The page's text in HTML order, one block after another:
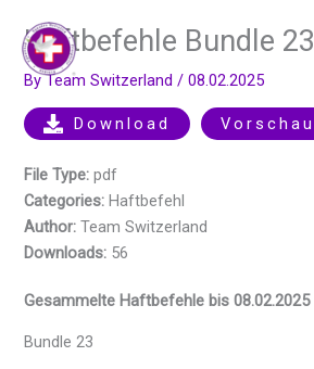
content
Haftbefehle Bundle 23
ByTeam Switzerland/08.02.2025
Gesammelte Haftbefehle bis 08.02.2025
Bundle 23
Download Vorschau
File Type:pdf
Categories:Haftbefehl
Author:Team Switzerland
Downloads: 56